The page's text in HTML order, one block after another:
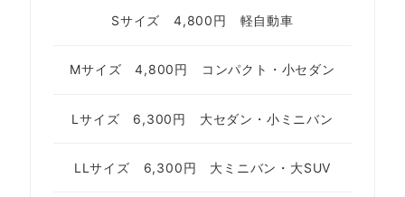
Sサイズ 4,800円 軽自動車
Mサイズ 4,800円 コンパクト・小セダン
Lサイズ 6,300円 大セダン・小ミニバン
LLサイズ 6,300円 大ミニバン・大SUV